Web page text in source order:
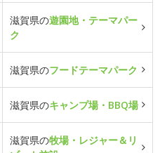
滋賀県の遊園地・テーマパー
ク
滋賀県のフードテーマパーク
滋賀県のキャンプ場・BBQ場
滋賀県の牧場・レジャー＆リ